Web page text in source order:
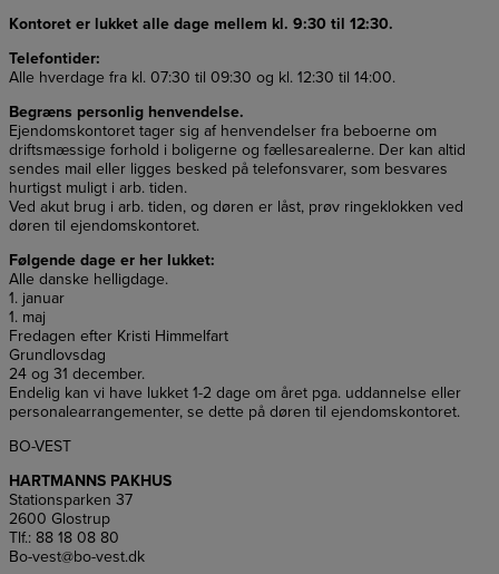
Kontoret er lukket alle dage mellem kl. 9:30 til 12:30.
Telefontider:
Alle hverdage fra kl. 07:30 til 09:30 og kl. 12:30 til 14:00.
Begræns personlig henvendelse.
Ejendomskontoret tager sig af henvendelser fra beboerne om
driftsmæssige forhold i boligerne og fællesarealerne. Der kan altid
sendes mail eller ligges besked på telefonsvarer, som besvares
hurtigst muligt i arb. tiden.
Ved akut brug i arb. tiden, og døren er låst, prøv ringeklokken ved
døren til ejendomskontoret.
Følgende dage er her lukket:
Alle danske helligdage.
1. januar
1. maj
Fredagen efter Kristi Himmelfart
Grundlovsdag
24 og 31 december.
Endelig kan vi have lukket 1-2 dage om året pga. uddannelse eller
personalearrangementer, se dette på døren til ejendomskontoret.
BO-VEST
HARTMANNS PAKHUS
Stationsparken 37
2600 Glostrup
Tlf.: 88 18 08 80
Bo-vest@bo-vest.dk